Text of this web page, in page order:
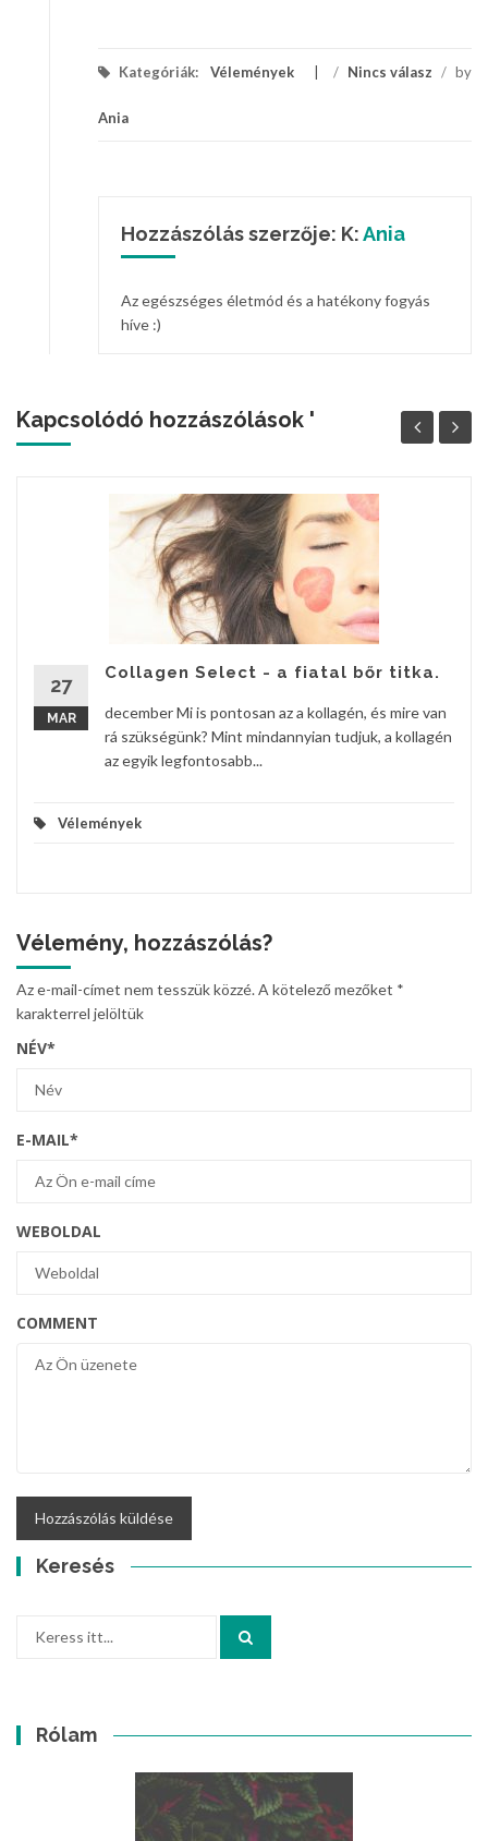
Kategóriák: Vélemények / Nincs válasz / by
Ania
Hozzászólás szerzője: K:Ania
Az egészséges életmód és a hatékony fogyás
híve :)
Kapcsolódó hozzászólások '
27
MAR
Collagen Select - a fiatal bőr titka.
december Mi is pontosan az a kollagén, és mire van
rá szükségünk? Mint mindannyian tudjuk, a kollagén
az egyik legfontosabb...
Vélemények
Vélemény, hozzászólás?
Az e-mail-címet nem tesszük közzé.A kötelező mezőket *
karakterrel jelöltük
NÉV*
E-MAIL*
WEBOLDAL
COMMENT
Keresés
Rólam